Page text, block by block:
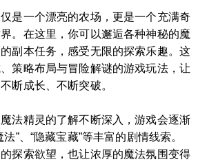
仅是一个漂亮的农场，更是一个充满奇
。在这里，你可以邂逅各种神秘的魔
副本任务，感受无限的探索乐趣。这
策略布局与冒险解谜的游戏玩法，让
断成长、不断突破。
法精灵的了解不断深入，游戏会逐渐
”、“隐藏宝藏”等丰富的剧情线索。
探索欲望，也让浓厚的魔法氛围变得